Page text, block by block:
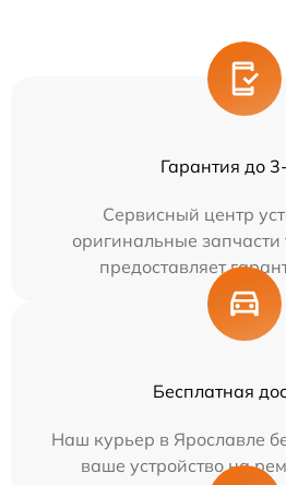
Гарантия до
Сервисный центр
оригинальные запчасти
предоставляет
Бесплатная
Наш курьер в Ярославле
ваше устройство на